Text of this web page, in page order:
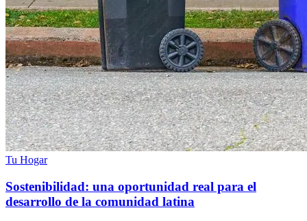
Tu Hogar
Sostenibilidad: una oportunidad real para el
desarrollo de la comunidad latina